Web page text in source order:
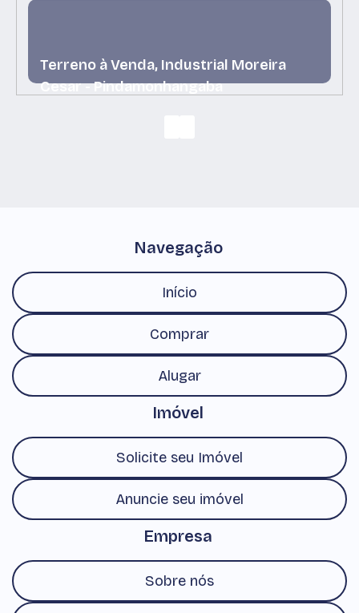
Terreno à Venda, Industrial Moreira
Cesar - Pindamonhangaba
Navegação
Início
Comprar
Alugar
Imóvel
Solicite seu Imóvel
Anuncie seu imóvel
Empresa
Sobre nós